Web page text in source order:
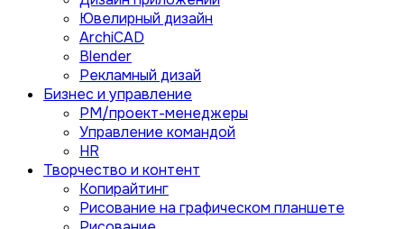
Ювелирный дизайн
ArchiCAD
Blender
Рекламный дизай
Бизнес и управление
PM/проект-менеджеры
Управление командой
HR
Творчество и контент
Копирайтинг
Рисование на графическом планшете